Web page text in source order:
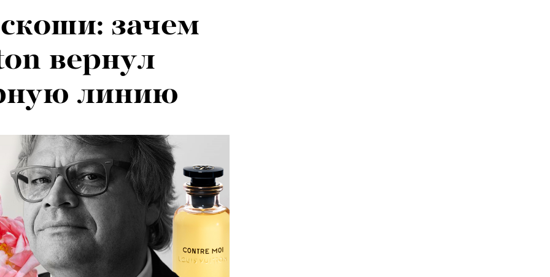
зачем
вернул
линию
что
открытии